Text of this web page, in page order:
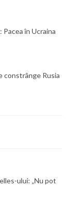
Pacea în Ucraina
constrânge Rusia
ului: „Nu pot